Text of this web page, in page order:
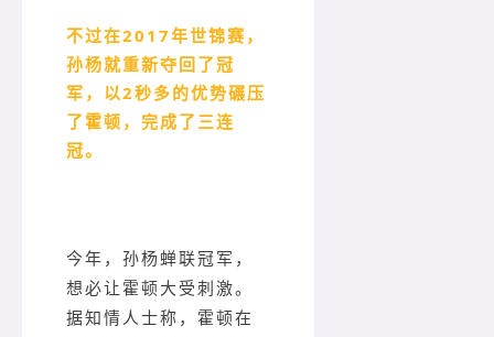
不过在2017年世锦赛，
孙杨就重新夺回了冠
军，以2秒多的优势碾压
了霍顿，完成了三连
冠。
今年，孙杨蝉联冠军，
想必让霍顿大受刺激。
据知情人士称，霍顿在